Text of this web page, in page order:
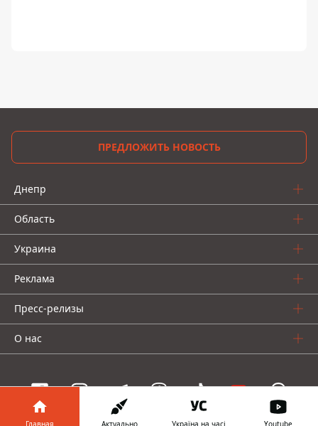
ПРЕДЛОЖИТЬ НОВОСТЬ
Днепр
Область
Украина
Реклама
Пресс-релизы
О нас
Главная Актуально Україна на часі Youtube